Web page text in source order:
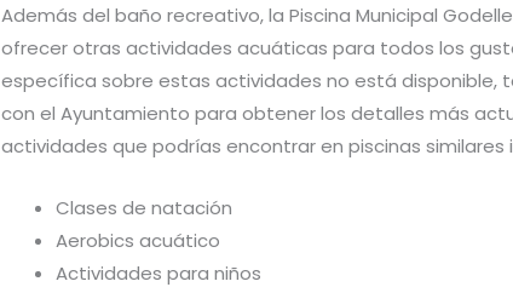
Además del baño recreativo, la Piscina Municipal
ofrecer otras actividades acuáticas para todos los
específica sobre estas actividades no está disponible,
con el Ayuntamiento para obtener los detalles más
actividades que podrías encontrar en piscinas similares
Clases de natación
Aerobics acuático
Actividades para niños